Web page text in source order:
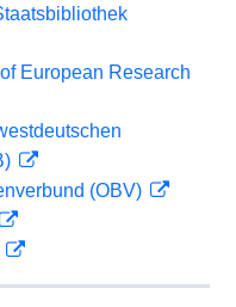
European Research
(OBV)